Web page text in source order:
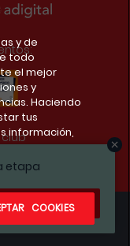
etapa
y de
todo
el mejor
y
Haciendo
tus
información,
COOKIES